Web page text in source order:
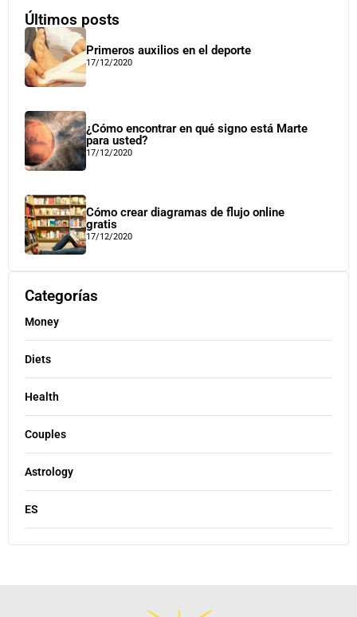
Últimos posts
Primeros auxilios en el deporte
17/12/2020
¿Cómo encontrar en qué signo está Marte
para usted?
17/12/2020
Cómo crear diagramas de flujo online
gratis
17/12/2020
Categorías
Money
Diets
Health
Couples
Astrology
ES